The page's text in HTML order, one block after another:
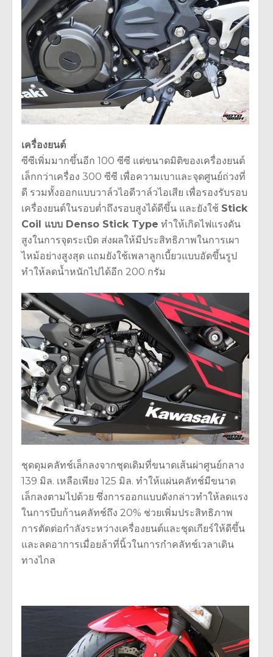
เครื่องยนต์
ซีซีเพิ่มมากขึ้นอีก 100 ซีซี แต่ขนาดมิติของเครื่องยนต์
เล็กกว่าเครื่อง 300 ซีซี เพื่อความเบาและจุดศูนย์ถ่วงที่
ดี รวมทั้งออกแบบวาล์วไอดีวาล์วไอเสีย เพื่อรองรับรอบ
เครื่องยนต์ในรอบต่ำถึงรอบสูงได้ดีขึ้น และยังใช้ Stick
Coil แบบ Denso Stick Type ทำให้เกิดไฟแรงดัน
สูงในการจุดระเบิด ส่งผลให้มีประสิทธิภาพในการเผา
ไหม้อย่างสูงสุด แถมยังใช้เพลาลูกเบี้ยวแบบอัดขึ้นรูป
ทำให้ลดน้ำหนักไปได้อีก 200 กรัม
ชุดดุมคลัทช์เล็กลงจากชุดเดิมที่ขนาดเส้นผ่าศูนย์กลาง
139 มิล. เหลือเพียง 125 มิล. ทำให้แผ่นคลัทช์มีขนาด
เล็กลงตามไปด้วย ซึ่งการออกแบบดังกล่าวทำให้ลดแรง
ในการบีบก้านคลัทช์ถึง 20% ช่วยเพิ่มประสิทธิภาพ
การตัดต่อกำลังระหว่างเครื่องยนต์และชุดเกียร์ให้ดีขึ้น
และลดอาการเมื่อยล้าที่นิ้วในการกำคลัทช์เวลาเดิน
ทางไกล